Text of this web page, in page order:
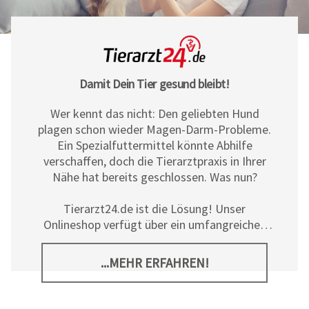
Damit Dein Tier gesund bleibt!
Wer kennt das nicht: Den geliebten Hund
plagen schon wieder Magen-Darm-Probleme.
Ein Spezialfuttermittel könnte Abhilfe
verschaffen, doch die Tierarztpraxis in Ihrer
Nähe hat bereits geschlossen. Was nun?
Tierarzt24.de ist die Lösung! Unser
Onlineshop verfügt über ein umfangreiches
Sortiment an Diät- und
Ergänzungsfuttermitteln, Pflegeprodukten
sowie allerlei tierischem Zubehör für Hunde,
Katzen und Pferde. Neben den hochwertigen
...MEHR ERFAHREN!